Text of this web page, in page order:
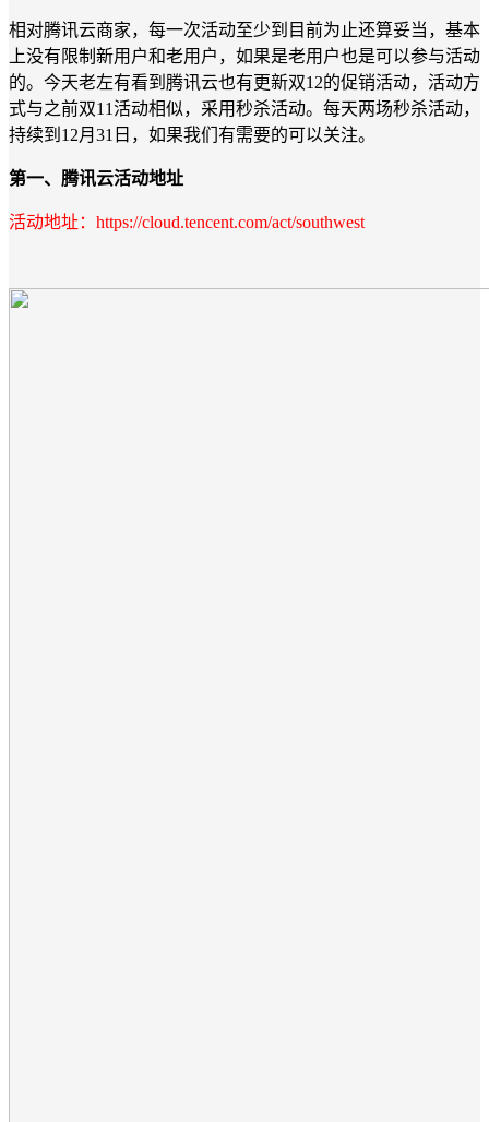
相对腾讯云商家，每一次活动至少到目前为止还算妥当，基本
上没有限制新用户和老用户，如果是老用户也是可以参与活动
的。今天老左有看到腾讯云也有更新双12的促销活动，活动方
式与之前双11活动相似，采用秒杀活动。每天两场秒杀活动，
持续到12月31日，如果我们有需要的可以关注。
第一、腾讯云活动地址
活动地址：https://cloud.tencent.com/act/southwest